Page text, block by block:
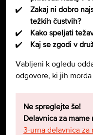
Zakaj ni dobro
težkih čustvih?
Kako speljati
Kaj se zgodi v
Vabljeni k ogledu
odgovore, ki jih
Ne spreglejte še!
Delavnica za
3-urna delavnica za